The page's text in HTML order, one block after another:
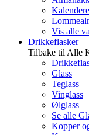
Kalendere
Vis alle
Drikkeflasker
Tilbake til Alle
Glass
Teglass
Vinglass
Ølglass
Se alle
Kopper